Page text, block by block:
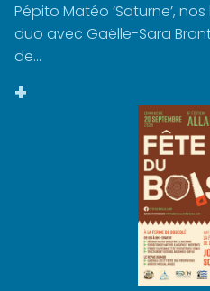
Pépito Matéo ‘Saturne’,
duo avec Gaëlle-Sara
de...
+